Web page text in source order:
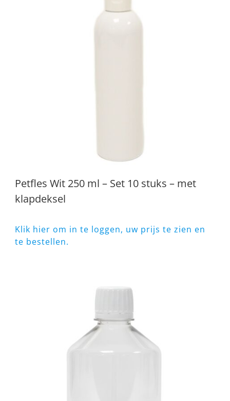
Petfles Wit 250 ml – Set 10 stuks – met
klapdeksel
Klik hier om in te loggen, uw prijs te zien en
te bestellen.